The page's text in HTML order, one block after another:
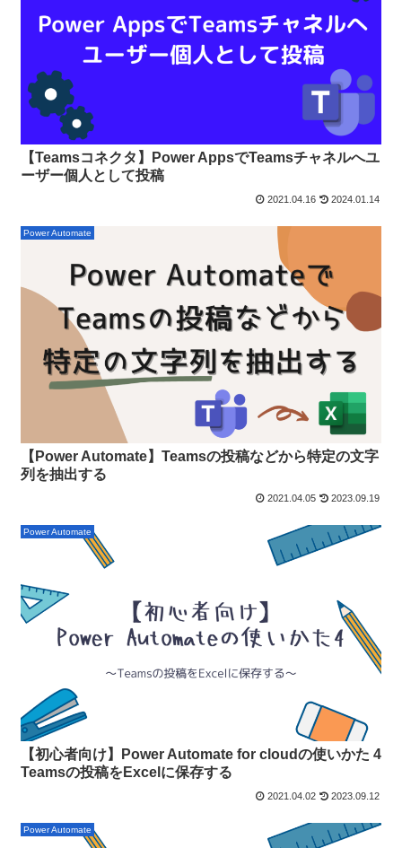
【Teamsコネクタ】Power AppsでTeamsチャネルへユ
ーザー個人として投稿
2021.04.16 2024.01.14
Power Automate
【Power Automate】Teamsの投稿などから特定の文字
列を抽出する
2021.04.05 2023.09.19
Power Automate
【初心者向け】Power Automate for cloudの使いかた 4
Teamsの投稿をExcelに保存する
2021.04.02 2023.09.12
Power Automate